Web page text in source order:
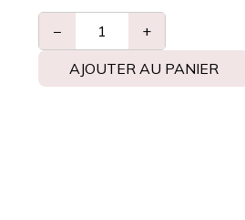
− +
AJOUTER AU PANIER